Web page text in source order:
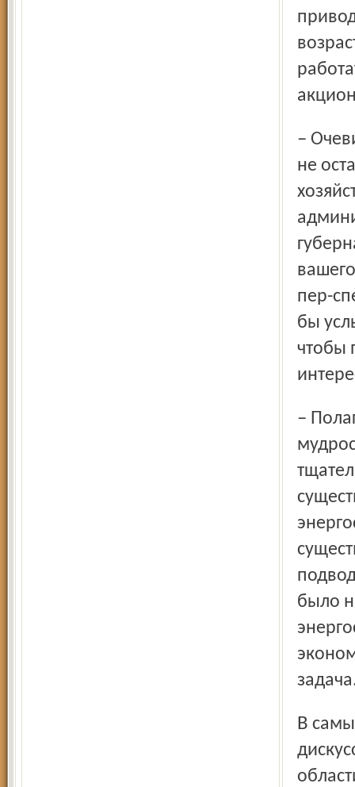
– Очевидно, и вы это отметили, что реформа энергетики
не
пер-
бы
чтобы
– Полагаю, что в любом начинании следует проявлять
было
В самых сложных ситуациях, порой через серьезные